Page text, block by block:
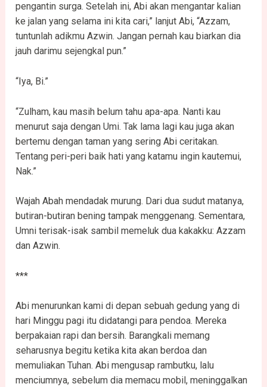
pengantin surga. Setelah ini, Abi akan mengantar kalian
ke jalan yang selama ini kita cari,” lanjut Abi, “Azzam,
tuntunlah adikmu Azwin. Jangan pernah kau biarkan dia
jauh darimu sejengkal pun.”
“Iya, Bi.”
“Zulham, kau masih belum tahu apa-apa. Nanti kau
menurut saja dengan Umi. Tak lama lagi kau juga akan
bertemu dengan taman yang sering Abi ceritakan.
Tentang peri-peri baik hati yang katamu ingin kautemui,
Nak.”
Wajah Abah mendadak murung. Dari dua sudut matanya,
butiran-butiran bening tampak menggenang. Sementara,
Umni terisak-isak sambil memeluk dua kakakku: Azzam
dan Azwin.
***
Abi menurunkan kami di depan sebuah gedung yang di
hari Minggu pagi itu didatangi para pendoa. Mereka
berpakaian rapi dan bersih. Barangkali memang
seharusnya begitu ketika kita akan berdoa dan
memuliakan Tuhan. Abi mengusap rambutku, lalu
menciumnya, sebelum dia memacu mobil, meninggalkan